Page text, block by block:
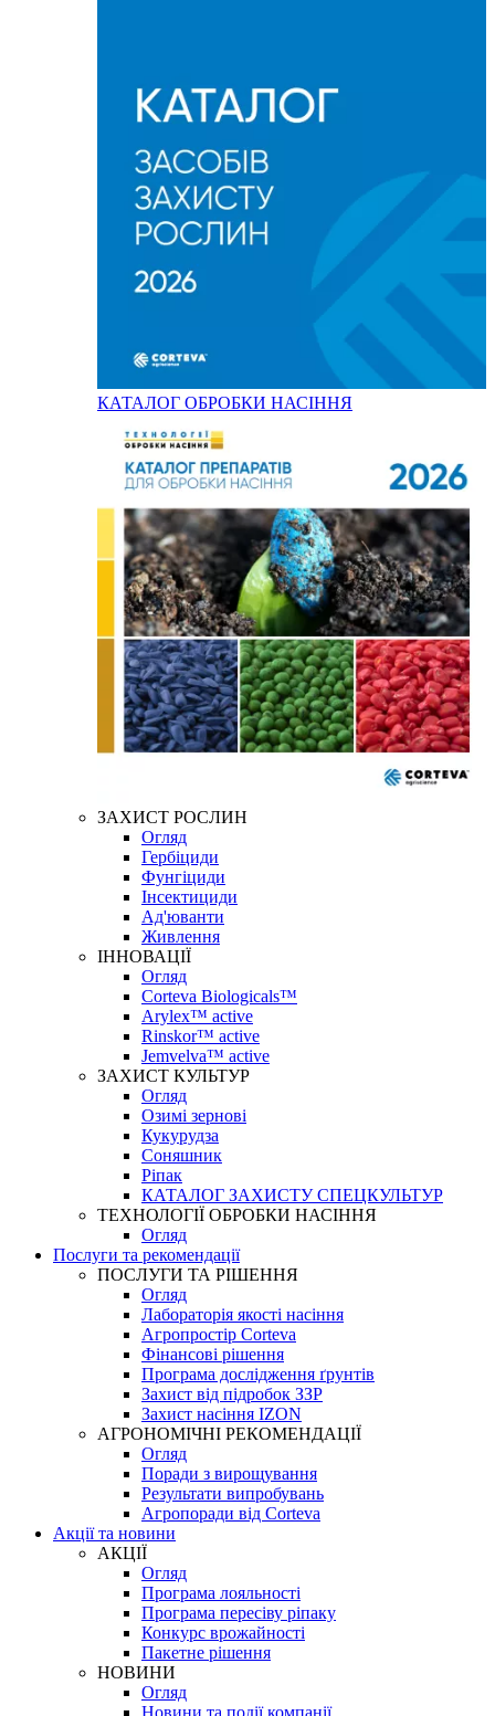
КАТАЛОГ ОБРОБКИ НАСІННЯ
ЗАХИСТ РОСЛИН
Огляд
Гербіциди
Фунгіциди
Інсектициди
Ад'юванти
Живлення
ІННОВАЦІЇ
Огляд
Corteva Biologicals™
Arylex™ active
Rinskor™ active
Jemvelva™ active
ЗАХИСТ КУЛЬТУР
Огляд
Озимі зернові
Кукурудза
Соняшник
Ріпак
КАТАЛОГ ЗАХИСТУ СПЕЦКУЛЬТУР
ТЕХНОЛОГІЇ ОБРОБКИ НАСІННЯ
Огляд
Послуги та рекомендації
ПОСЛУГИ ТА РІШЕННЯ
Огляд
Лабораторія якості насіння
Агропростір Corteva
Фінансові рішення
Програма дослідження ґрунтів
Захист від підробок ЗЗР
Захист насіння IZON
АГРОНОМІЧНІ РЕКОМЕНДАЦІЇ
Огляд
Поради з вирощування
Результати випробувань
Агропоради від Corteva
Акції та новини
АКЦІЇ
Огляд
Програма лояльності
Програма пересіву ріпаку
Конкурс врожайності
Пакетне рішення
НОВИНИ
Огляд
Новини та події компанії